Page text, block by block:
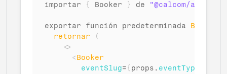
importar { Booker } de "@calcom/atoms"
exportar función predeterminada Booker
retornar
(
<>
<Booker
eventSlug={ props . eventTypeSlug